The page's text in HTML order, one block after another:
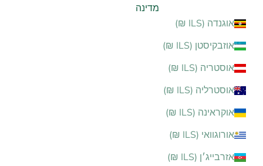
מדינה
אוגנדה (ILS ₪)
אוזבקיסטן (ILS ₪)
אוסטריה (ILS ₪)
אוסטרליה (ILS ₪)
אוקראינה (ILS ₪)
אורוגוואי (ILS ₪)
אזרבייג׳ן (ILS ₪)